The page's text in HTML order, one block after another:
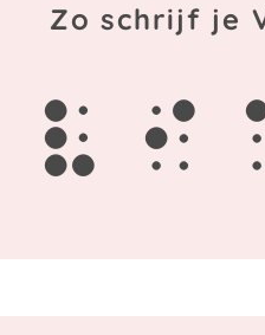
Zo schrijf je
v i